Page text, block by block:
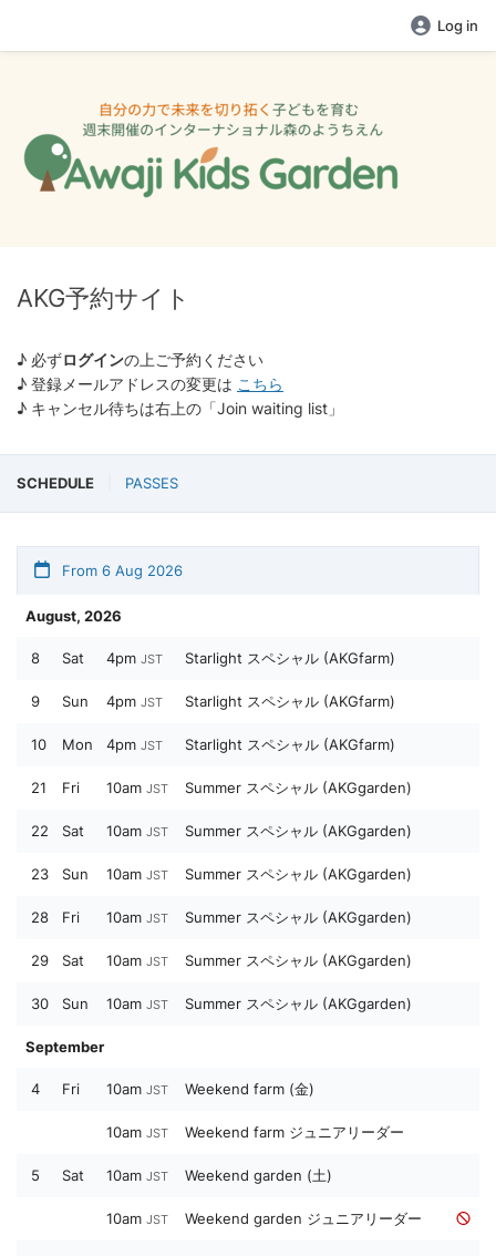
Log in
AKG予約サイト
♪ 必ずログインの上ご予約ください
♪ 登録メールアドレスの変更は こちら
♪ キャンセル待ちは右上の「Join waiting list」
SCHEDULE PASSES
From 6 Aug 2026
August, 2026
8 Sat 4pm JST Starlight スペシャル (AKGfarm)
9 Sun 4pm JST Starlight スペシャル (AKGfarm)
10 Mon 4pm JST Starlight スペシャル (AKGfarm)
21 Fri 10am JST Summer スペシャル (AKGgarden)
22 Sat 10am JST Summer スペシャル (AKGgarden)
23 Sun 10am JST Summer スペシャル (AKGgarden)
28 Fri 10am JST Summer スペシャル (AKGgarden)
29 Sat 10am JST Summer スペシャル (AKGgarden)
30 Sun 10am JST Summer スペシャル (AKGgarden)
September
4 Fri 10am JST Weekend farm (金)
10am JST Weekend farm ジュニアリーダー
5 Sat 10am JST Weekend garden (土)
10am JST Weekend garden ジュニアリーダー